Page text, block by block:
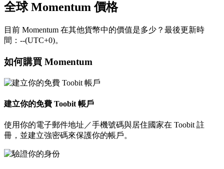
全球 Momentum 價格
目前 Momentum 在其他貨幣中的價值是多少？最後更新時
間：--(UTC+0)。
如何購買 Momentum
建立你的免費 Toobit 帳戶
使用你的電子郵件地址／手機號碼與居住國家在 Toobit 註
冊，並建立強密碼來保護你的帳戶。